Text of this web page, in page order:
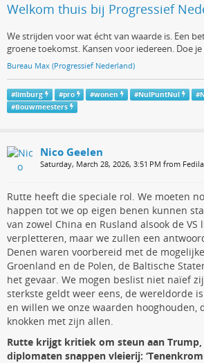
Welkom thuis bij Progressief
We strijden voor wat écht van waarde is. Een
groene toekomst. Kansen voor iedereen. Doe je
Bureau Max (Progressief Nederland)
#limburg #pro #wonen #NulPuntNul #
#Bouwmeesters
Nico Geelen
Saturday, March 28, 2026, 3:51 PM from
Rutte heeft die speciale rol. We moeten
happen tot we op eigen benen kunnen
van zowel China en Rusland alsook de VS
verpletteren, maar we zullen een
Denen waren voorbereid met de
Groenland en de Polen, de Baltische
het gevaar. We mogen beslist niet naïef
sterkste geldt weer eens, de wereldorde
en willen we onze waarden hooghouden,
knokken met zijn allen.
Rutte krijgt kritiek om steun aan Trump,
diplomaten snappen vleierij: